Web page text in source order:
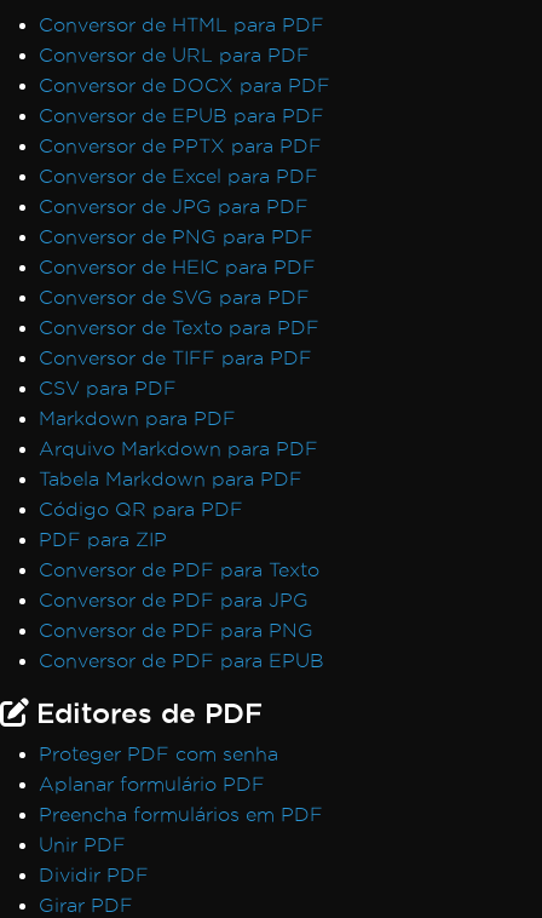
Conversor de HTML para PDF
Conversor de URL para PDF
Conversor de DOCX para PDF
Conversor de EPUB para PDF
Conversor de PPTX para PDF
Conversor de Excel para PDF
Conversor de JPG para PDF
Conversor de PNG para PDF
Conversor de HEIC para PDF
Conversor de SVG para PDF
Conversor de Texto para PDF
Conversor de TIFF para PDF
CSV para PDF
Markdown para PDF
Arquivo Markdown para PDF
Tabela Markdown para PDF
Código QR para PDF
PDF para ZIP
Conversor de PDF para Texto
Conversor de PDF para JPG
Conversor de PDF para PNG
Conversor de PDF para EPUB
Editores de PDF
Proteger PDF com senha
Aplanar formulário PDF
Preencha formulários em PDF
Unir PDF
Dividir PDF
Girar PDF